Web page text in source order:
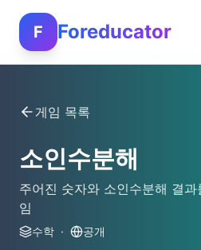
F Foreducator
게임 목록
소인수분해
주어진 숫자와 소인수분해 결과
임
수학 · 공개